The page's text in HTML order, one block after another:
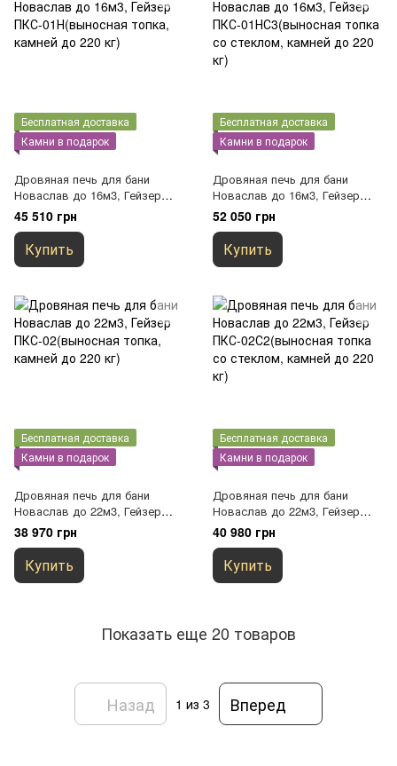
Бесплатная доставка
Камни в подарок
Дровяная печь для бани
Новаслав до 16м3, Гейзер
ПКС-01Н(выносная топка,
камней до 220 кг)
45 510 грн
Купить
Бесплатная доставка
Камни в подарок
Дровяная печь для бани
Новаслав до 16м3, Гейзер
ПКС-01НС3(выносная топка со
стеклом, камней до 220 кг)
52 050 грн
Купить
Бесплатная доставка
Камни в подарок
Дровяная печь для бани
Новаслав до 22м3, Гейзер
ПКС-02(выносная топка,
камней до 220 кг)
38 970 грн
Купить
Бесплатная доставка
Камни в подарок
Дровяная печь для бани
Новаслав до 22м3, Гейзер
ПКС-02С2(выносная топка со
стеклом, камней до 220 кг)
40 980 грн
Купить
Показать еще 20 товаров
Назад 1 из 3 Вперед